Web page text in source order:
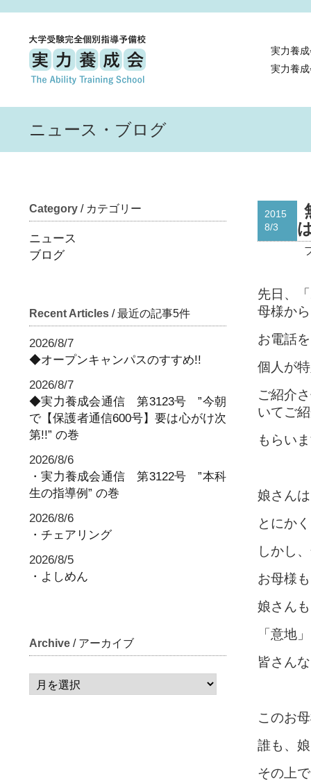
実力養
実力養
ニュース・ブログ
Category / カテゴリー
ニュース
ブログ
Recent Articles / 最近の記事5件
2026/8/7
◆オープンキャンパスのすすめ!!
2026/8/7
◆実力養成会通信 第3123号 ”今朝
で【保護者通信600号】要は心がけ次
第!!” の巻
2026/8/6
・実力養成会通信 第3122号 ”本科
生の指導例” の巻
2026/8/6
・チェアリング
2026/8/5
・よしめん
Archive / アーカイブ
2015
8/3
先日、
母様か
お電話
個人が
ご紹介
いてご
もらい
娘さん
とにか
しかし
お母様
娘さん
「意地
皆さん
このお
誰も、
その上